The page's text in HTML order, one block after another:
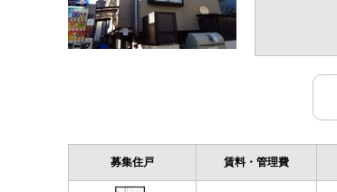
募集住戸 賃料・管理費